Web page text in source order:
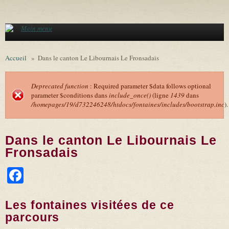
Main menu
Accueil » Dans le canton Le Libournais Le Fronsadais
Message d'erreur
Deprecated function : Required parameter $data follows optional
parameter $conditions dansinclude_once()(ligne 1439dans
/homepages/19/d732246248/htdocs/fontaines/includes/bootstrap.inc).
Dans le canton Le Libournais Le
Fronsadais
Les fontaines visitées de ce
parcours